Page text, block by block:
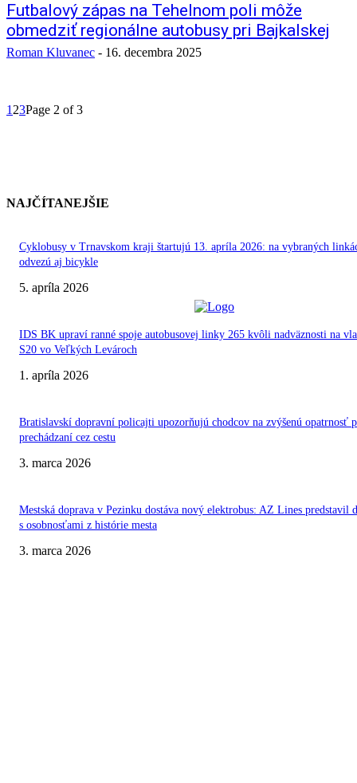
Futbalový zápas na Tehelnom poli môže
obmedziť regionálne autobusy pri Bajkalskej
Roman Kluvanec - 16. decembra 2025
1 23Page 2 of 3
NAJČÍTANEJŠIE
Cyklobusy v Trnavskom kraji štartujú 13. apríla 2026: na vybraných
odvezú aj bicykle
5. apríla 2026
IDS BK upraví ranné spoje autobusovej linky 265 kvôli nadväznosti na
S20 vo Veľkých Levároch
1. apríla 2026
Bratislavskí dopravní policajti upozorňujú chodcov na zvýšenú opatrnosť
prechádzaní cez cestu
3. marca 2026
Mestská doprava v Pezinku dostáva nový elektrobus: AZ Lines predstavil
s osobnosťami z histórie mesta
3. marca 2026